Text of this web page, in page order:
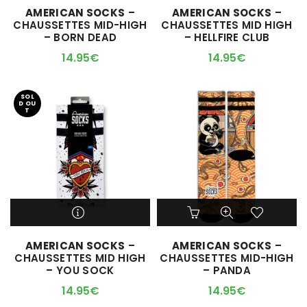
plusieurs
variations.
Les
options
sur
la
page
du
produit
M'ALERTER QUAND
L'ARTICLE SERA DISPO !
AMERICAN SOCKS –
CHAUSSETTES MID-HIGH
– BORN DEAD
14.95€
M'ALERTER QUAND
L'ARTICLE SERA DISPO !
AMERICAN SOCKS –
CHAUSSETTES MID HIGH
– HELLFIRE CLUB
14.95€
SOL
D OU
T
Ce
plusieurs
variations.
Les
options
M'ALERTER QUAND
L'ARTICLE SERA DISPO !
AMERICAN SOCKS –
CHAUSSETTES MID HIGH
– YOU SOCK
14.95€
Ce
produit
plusieurs
variations.
Les
options
AMERICAN SOCKS –
CHAUSSETTES MID-HIGH
– PANDA
14.95€